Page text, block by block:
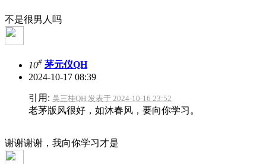
不是很男人吗
10# 茅元仪QH
2024-10-17 08:39
引用: 吴三桂QH 发表于 2024-10-16 23:52
老茅版风很好，如沐春风，要向你学习。
谢谢谢谢，我向你学习才是